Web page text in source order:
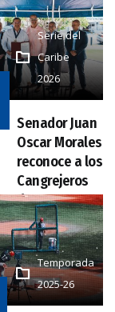
Serie del
Caribe
2026
Temporada
2025-26